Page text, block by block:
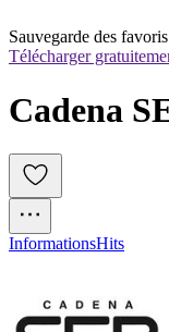
Sauvegarde des favoris
Télécharger
Cadena
InformationsHits